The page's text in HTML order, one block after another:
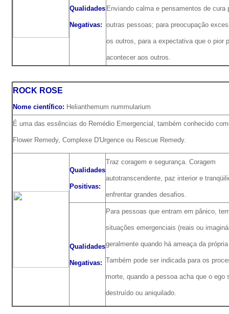
Qualidades
Negativas:
Enviando calma e pensamentos de cura
outras pessoas; para preocupação
os outros, para a expectativa que o pior
acontecer aos outros.
ROCK ROSE
Nome científico: Helianthemum nummularium
É uma das essências do Remédio Emergencial, também conhecido
Flower Remedy, Complexe D'Urgence ou Rescue Remedy.
Qualidades
Positivas:
Traz coragem e segurança. Coragem
autotranscendente, paz interior e
enfrentar grandes desafios.
Qualidades
Negativas:
Para pessoas que entram em pânico,
situações emergenciais (reais ou
geralmente quando há ameaça da
Também pode ser indicada para os
morte, quando a pessoa acha que o ego
destruído ou aniquilado.